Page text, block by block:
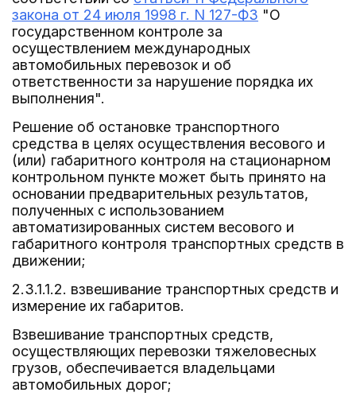
закона от 24 июля 1998 г. N 127-ФЗ "О
государственном контроле за
осуществлением международных
автомобильных перевозок и об
ответственности за нарушение порядка их
выполнения".
Решение об остановке транспортного
средства в целях осуществления весового и
(или) габаритного контроля на стационарном
контрольном пункте может быть принято на
основании предварительных результатов,
полученных с использованием
автоматизированных систем весового и
габаритного контроля транспортных средств в
движении;
2.3.1.1.2. взвешивание транспортных средств и
измерение их габаритов.
Взвешивание транспортных средств,
осуществляющих перевозки тяжеловесных
грузов, обеспечивается владельцами
автомобильных дорог;